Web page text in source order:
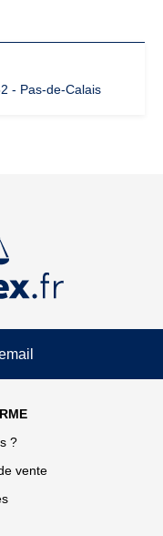
- Pas-de-Calais
?
vente